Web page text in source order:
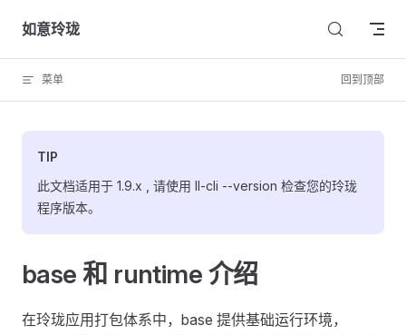
Skip to content
如意玲珑
菜单 回到顶部
TIP
此文档适用于 1.9.x , 请使用 ll-cli --version 检查您的玲珑
程序版本。
base 和 runtime 介绍
在玲珑应用打包体系中，base 提供基础运行环境，